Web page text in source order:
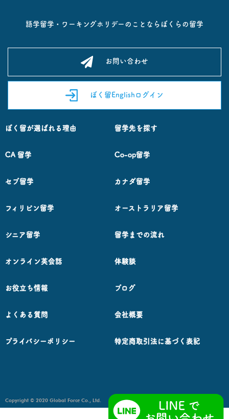
ぼく留が選ばれる理由 留学先を探す
CA 留学 Co-op留学
セブ留学 カナダ留学
フィリピン留学 オーストラリア留学
シニア留学 留学までの流れ
オンライン英会話 体験談
お役立ち情報 ブログ
よくある質問 会社概要
プライバシーポリシー 特定商取引法に基づく表記
語学留学・ワーキングホリデーのことならぼくらの留学
お問い合わせ
ぼく留Englishログイン
Copyright © 2020 Global Force Co., Ltd.